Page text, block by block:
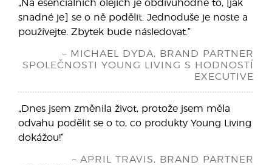
„Na esenciálních olejích je obdivuhodné to, [jak
snadné je] se o ně podělit. Jednoduše je noste a
používejte. Zbytek bude následovat.“
– MICHAEL DYDA, BRAND PARTNER
SPOLEČNOSTI YOUNG LIVING S HODNOSTÍ
EXECUTIVE
„Dnes jsem změnila život, protože jsem měla
odvahu podělit se o to, co produkty Young Living
dokážou!“
– APRIL TRAVIS, BRAND PARTNER